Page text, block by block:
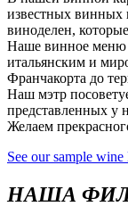
известных винных
виноделен,
Наше винное меню
итальянским и
Франчакорта до
Наш мэтр
представленных у
Желаем
See our sample wine
НАША